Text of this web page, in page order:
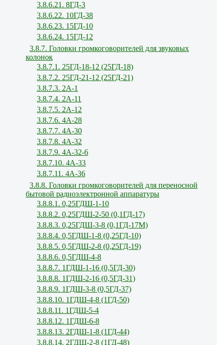
3.8.6.21. 8ГД-3
3.8.6.22. 10ГД-38
3.8.6.23. 15ГД-10
3.8.6.24. 15ГД-12
3.8.7. Головки громкоговорителей для звуковых
колонок
3.8.7.1. 25ГД-18-12 (25ГД-18)
3.8.7.2. 25ГД-21-12 (25ГД-21)
3.8.7.3. 2А-1
3.8.7.4. 2А-11
3.8.7.5. 2А-12
3.8.7.6. 4А-28
3.8.7.7. 4А-30
3.8.7.8. 4А-32
3.8.7.9. 4А-32-6
3.8.7.10. 4А-33
3.8.7.11. 4А-36
3.8.8. Головки громкоговорителей для переносной
бытовой радиоэлектронной аппаратуры
3.8.8.1. 0,25ГДШ-1-10
3.8.8.2. 0,25ГДШ-2-50 (0,1ГД-17)
3.8.8.3. 0,25ГДШ-3-8 (0,1ГД-17М)
3.8.8.4. 0,5ГДШ-1-8 (0,25ГД-10)
3.8.8.5. 0,5ГДШ-2-8 (0,25ГД-19)
3.8.8.6. 0,5ГДШ-4-8
3.8.8.7. 1ГДШ-1-16 (0,5ГД-30)
3.8.8.8. 1ГДШ-2-16 (0,5ГД-31)
3.8.8.9. 1ГДШ-3-8 (0,5ГД-37)
3.8.8.10. 1ГДШ-4-8 (1ГД-50)
3.8.8.11. 1ГДШ-5-4
3.8.8.12. 1ГДШ-6-8
3.8.8.13. 2ГДШ-1-8 (1ГД-44)
3.8.8.14. 2ГДШ-2-8 (1ГД-48)